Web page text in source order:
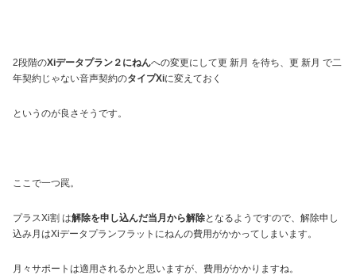
2段階のXiデータプラン２にねんへの変更にして更 新月 を待ち、更 新月 で二
年契約じゃない音声契約のタイプXiに変えておく
というのが良さそうです。
ここで一つ罠。
プラスXi割 は解除を申し込んだ当月から解除となるようですので、解除申し
込み月はXiデータプランフラットにねんの費用がかかってしまいます。
月々サポートは適用されるかと思いますが、費用がかかりますね。